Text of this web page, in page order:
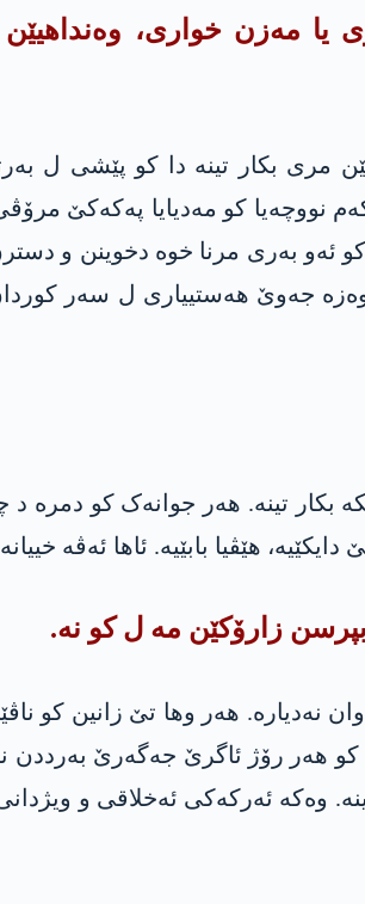
لەشکەری یا مەزن خواری،
مری بکار تینە دا کو پێشی ل
نووچەیا کو مەدیایا پەکەکێ
کو ئەو بەری مرنا خوە دخوینن و
جەوێ ھەستییاری ل سەر کوردان
تینە. ھەر جوانەک کو دمرە د
ھێڤیا بابێیە. ئاھا ئەڤە
زارۆکێن مە ل کو نە.
نەکرینە، کو چارەنووسا وان نەدیارە. ھەر وھا تێ
نە ھەوجەیە کو ھەر رۆژ ئاگرێ جەگەرێ
وەکە ئەرکەکی ئەخلاقی و